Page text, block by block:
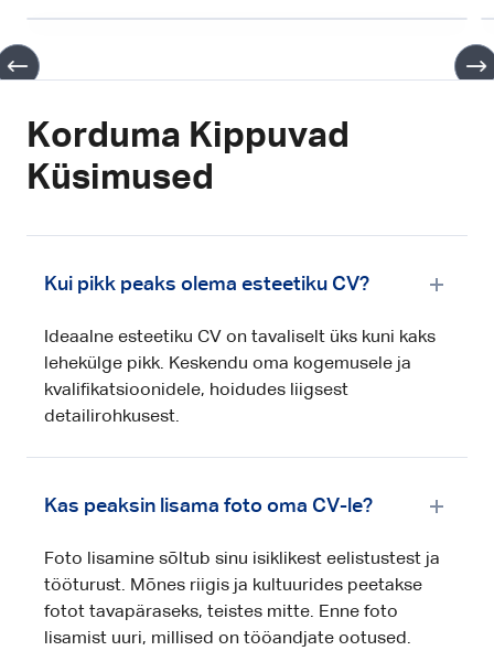
Korduma Kippuvad
Küsimused
Kui pikk peaks olema esteetiku CV?
Ideaalne esteetiku CV on tavaliselt üks kuni kaks
lehekülge pikk. Keskendu oma kogemusele ja
kvalifikatsioonidele, hoidudes liigsest
detailirohkusest.
Kas peaksin lisama foto oma CV-le?
Foto lisamine sõltub sinu isiklikest eelistustest ja
tööturust. Mõnes riigis ja kultuurides peetakse
fotot tavapäraseks, teistes mitte. Enne foto
lisamist uuri, millised on tööandjate ootused.